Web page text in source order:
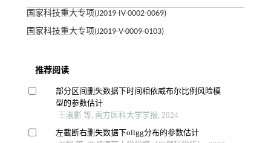
国家科技重大专项(J2019-IV-0002-0069)
国家科技重大专项(J2019-V-0009-0103)